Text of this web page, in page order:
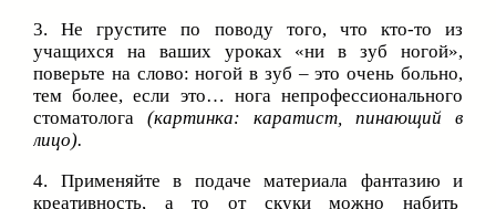
3. Не грустите по поводу того, что кто-то из
учащихся на ваших уроках «ни в зуб ногой»,
поверьте на слово: ногой в зуб – это очень больно,
тем более, если это… нога непрофессионального
стоматолога (картинка: каратист, пинающий в
лицо).
4. Применяйте в подаче материала фантазию и
креативность, а то от скуки можно набить